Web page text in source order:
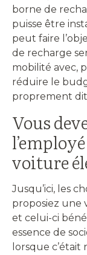
borne de
puisse être
peut faire
de recharge
mobilité avec,
réduire le
proprement
Vous
voiture
Jusqu’ici, les
proposiez une
et celui-ci
essence de
lorsque c’était